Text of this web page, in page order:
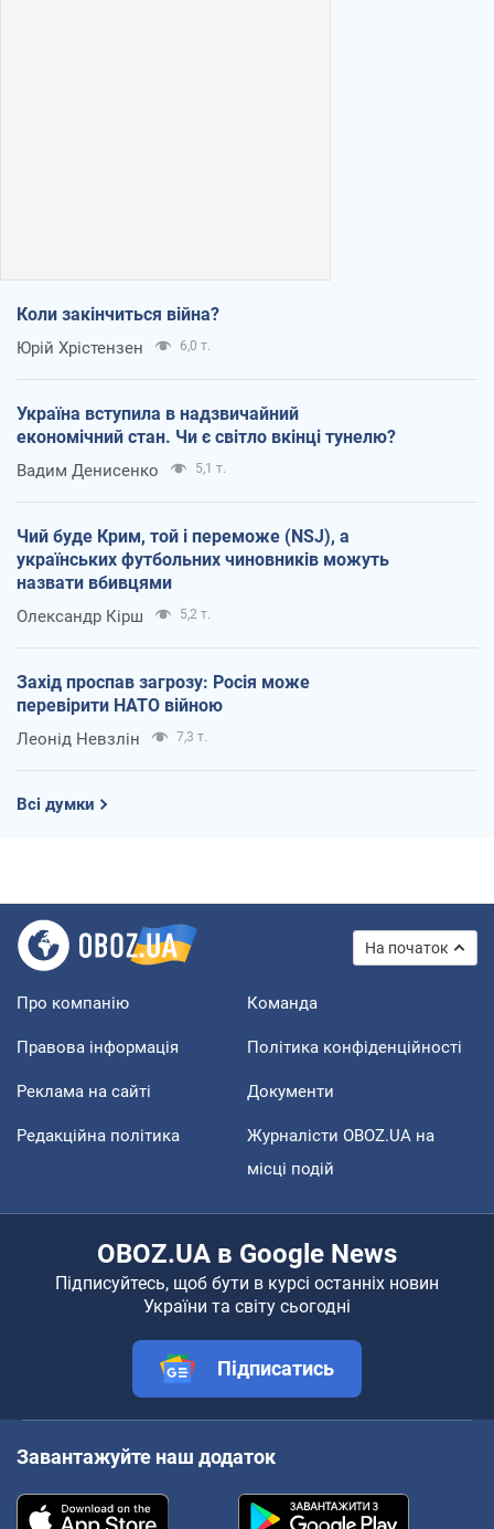
Коли закінчиться війна?
Юрій Хрістензен 6,0 т.
Україна вступила в надзвичайний
економічний стан. Чи є світло вкінці тунелю?
Вадим Денисенко 5,1 т.
Чий буде Крим, той і переможе (NSJ), а
українських футбольних чиновників можуть
назвати вбивцями
Олександр Кірш 5,2 т.
Захід проспав загрозу: Росія може
перевірити НАТО війною
Леонід Невзлін 7,3 т.
Всі думки
На початок
Про компанію Команда
Правова інформація Політика конфіденційності
Реклама на сайті Документи
Редакційна політика
Журналісти OBOZ.UA на
місці подій
OBOZ.UA в Google News
Підписуйтесь, щоб бути в курсі останніх новин
України та світу сьогодні
Підписатись
Завантажуйте наш додаток